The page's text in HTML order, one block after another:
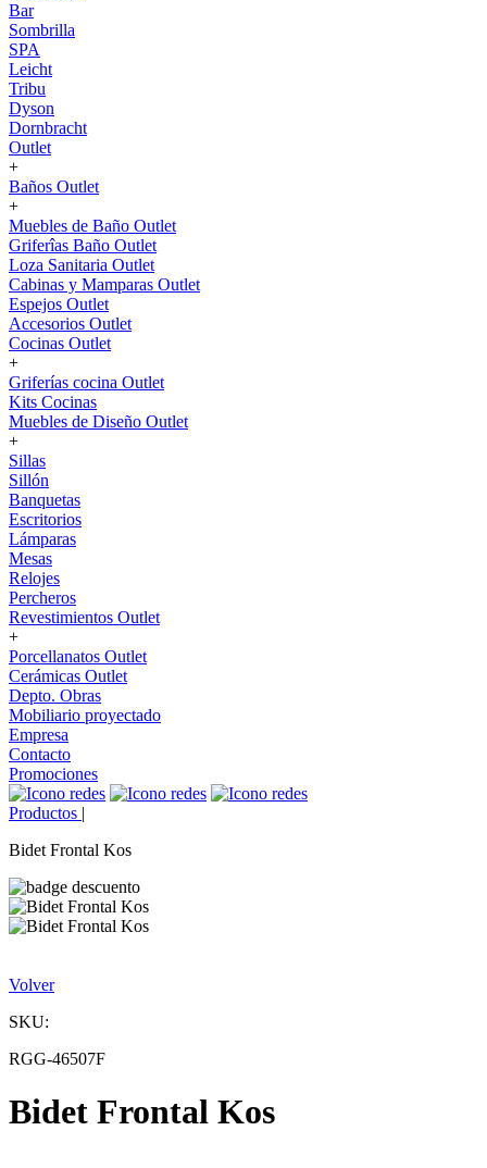
Bar
Sombrilla
SPA
Leicht
Tribu
Dyson
Dornbracht
Outlet
+
Baños Outlet
+
Muebles de Baño Outlet
Griferîas Baño Outlet
Loza Sanitaria Outlet
Cabinas y Mamparas Outlet
Espejos Outlet
Accesorios Outlet
Cocinas Outlet
+
Griferías cocina Outlet
Kits Cocinas
Muebles de Diseño Outlet
+
Sillas
Sillón
Banquetas
Escritorios
Lámparas
Mesas
Relojes
Percheros
Revestimientos Outlet
+
Porcellanatos Outlet
Cerámicas Outlet
Depto. Obras
Mobiliario proyectado
Empresa
Contacto
Promociones
Productos |
Bidet Frontal Kos
Volver
SKU:
RGG-46507F
Bidet Frontal Kos